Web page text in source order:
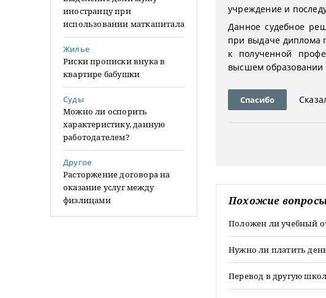
иностранцу при
использовании маткапитала
Жилье
Риски прописки внука в
квартире бабушки
Суды
Можно ли оспорить
характеристику, данную
работодателем?
Другое
Расторжение договора на
оказание услуг между
физлицами
учреждение и
Данное судебное
при выдаче диплома
к полученной
высшем
Спасибо
Похожие
Положен ли учебный
Нужно ли платить
Перевод в другую